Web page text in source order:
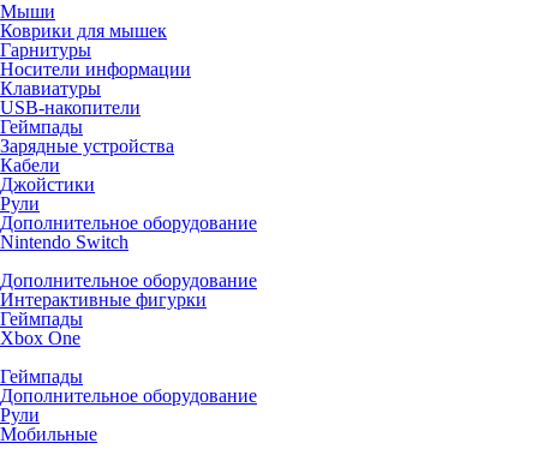
Мыши
Коврики для мышек
Гарнитуры
Носители информации
Клавиатуры
USB-накопители
Геймпады
Зарядные устройства
Кабели
Джойстики
Рули
Дополнительное оборудование
Nintendo Switch
Дополнительное оборудование
Интерактивные фигурки
Геймпады
Xbox One
Геймпады
Дополнительное оборудование
Рули
Мобильные